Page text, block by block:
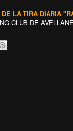
LA TIRA DIARIA
CLUB DE